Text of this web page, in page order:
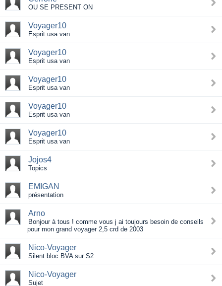
OU SE PRESENT ON
Voyager10
Esprit usa van
Voyager10
Esprit usa van
Voyager10
Esprit usa van
Voyager10
Esprit usa van
Voyager10
Esprit usa van
Jojos4
Topics
EMIGAN
présentation
Arno
Bonjour à tous ! comme vous j ai toujours besoin de conseils
pour mon grand voyager 2,5 crd de 2003
Nico-Voyager
Silent bloc BVA sur S2
Nico-Voyager
Sujet